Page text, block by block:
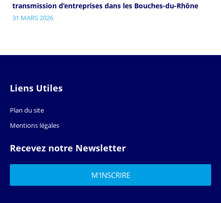
transmission d’entreprises dans les Bouches-du-Rhône
31 MARS 2026
Liens Utiles
Plan du site
Mentions légales
Recevez notre Newsletter